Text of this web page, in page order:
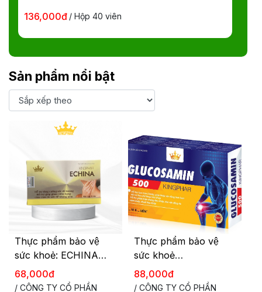
Gout
Tiểu đường
Gan - mật
Cải thiện tăng
cường chức
năng
1 sản phẩm
Bảo vệ mắt
Hỗ trợ trao đổi chất
Hỗ trợ làm đẹp
Kích cỡ ngực
Hỗ trợ giảm cân
136,000đ / Hộp 40 viên
Sản phẩm nổi bật
Thực phẩm bảo vệ
sức khoẻ: ECHINA
KINGPHAR (30v)
68,000đ
/ CÔNG TY CỔ PHẦN
Thực phẩm bảo vệ
sức khoẻ
GLUCOSAMIN 500
KINGPHAR (100V)
88,000đ
/ CÔNG TY CỔ PHẦN